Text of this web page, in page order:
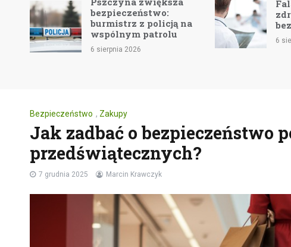
bezpieczeństwo:
burmistrz z policją na
wspólnym patrolu
6 sierpnia 2026
Fala
zdrowie i
6 sierpnia 2026
Bezpieczeństwo , Zakupy
Jak zadbać o bezpieczeństwo
przedświątecznych?
7 grudnia 2025 Marcin Krawczyk